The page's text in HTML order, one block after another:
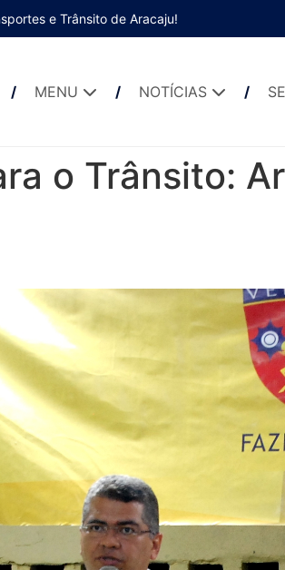
e Trânsito de Aracaju!
MENU NOTÍCIAS
o Trânsito: